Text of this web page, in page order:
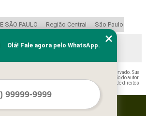
SÃO PAULO Região Central São Paulo
atendemos
" é de direito reservado. Sua
citando nossos links, é proibida sem a autorização do autor.
– artigo 184 do Código Penal –
Lei 9610/98 - Lei de direitos
Divisórias
Olá! Fale agora pelo WhatsApp.